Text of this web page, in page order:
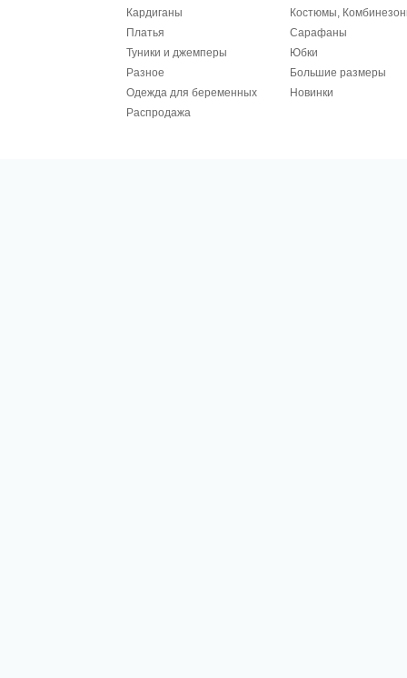
Кардиганы
Костюмы,
Платья
Сарафаны
Туники и джемперы
Юбки
Разное
Большие размеры
Одежда для беременных
Новинки
Распродажа